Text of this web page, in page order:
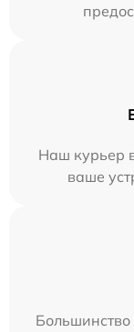
Наш курьер
ваше